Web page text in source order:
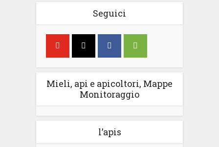
Seguici
Mieli, api e apicoltori, Mappe
Monitoraggio
l’apis